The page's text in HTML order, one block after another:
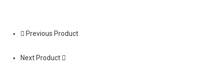
Previous Product
Next Product